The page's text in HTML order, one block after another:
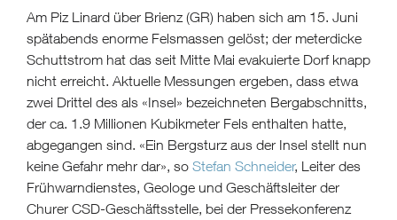
Am Piz Linard über Brienz (GR) haben sich am 15. Juni
spätabends enorme Felsmassen gelöst; der meterdicke
Schuttstrom hat das seit Mitte Mai evakuierte Dorf knapp
nicht erreicht. Aktuelle Messungen ergeben, dass etwa
zwei Drittel des als «Insel» bezeichneten Bergabschnitts,
der ca. 1.9 Millionen Kubikmeter Fels enthalten hatte,
abgegangen sind. «Ein Bergsturz aus der Insel stellt nun
keine Gefahr mehr dar», so Stefan Schneider, Leiter des
Frühwarndienstes, Geologe und Geschäftsleiter der
Churer CSD-Geschäftsstelle, bei der Pressekonferenz